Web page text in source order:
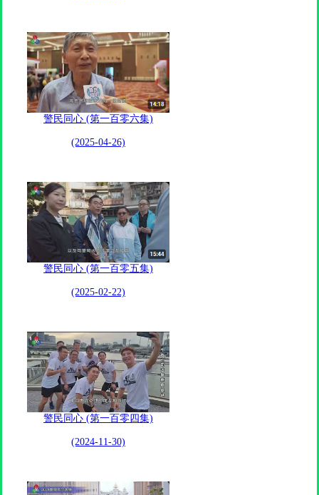
警民同心 (第一百零六集)
(2025-04-26)
警民同心 (第一百零五集)
(2025-02-22)
警民同心 (第一百零四集)
(2024-11-30)